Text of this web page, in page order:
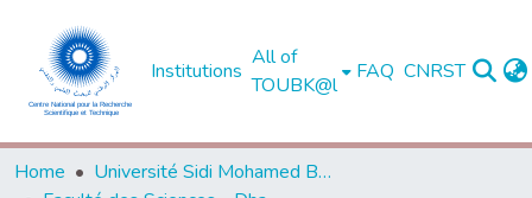
Institutions
All of
TOUBK@l
FAQ CNRST
Home
Université Sidi Mohamed Ben Abdellah de Fès